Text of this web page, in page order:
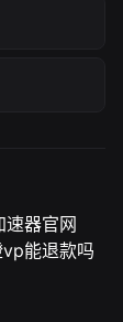
速器官网
能退款吗